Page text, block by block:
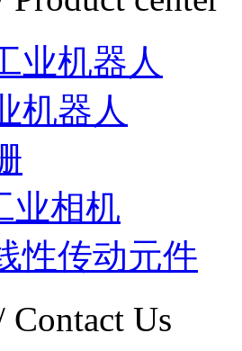
业机器人
机器人
业相机
性传动元件
Us